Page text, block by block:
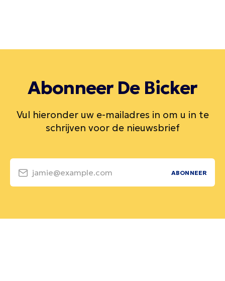
Abonneer De Bicker
Vul hieronder uw e-mailadres in om u in te
schrijven voor de nieuwsbrief
jamie@example.com ABONNEER